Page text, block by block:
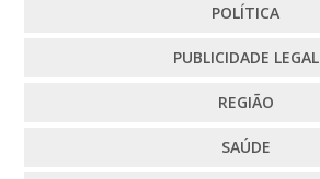
POLÍTICA
PUBLICIDADE LEGAL
REGIÃO
SAÚDE